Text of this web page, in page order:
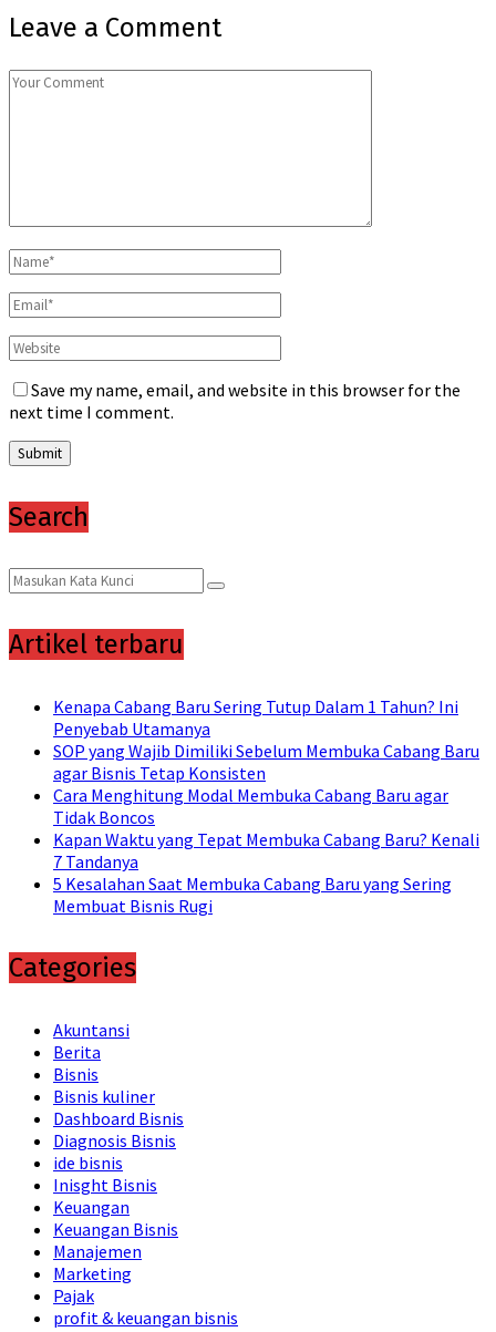
Leave a Comment
Save my name, email, and website in this browser for the
next time I comment.
Search
Search
for:
Search
Artikel terbaru
Kenapa Cabang Baru Sering Tutup Dalam 1 Tahun? Ini
Penyebab Utamanya
SOP yang Wajib Dimiliki Sebelum Membuka Cabang Baru
agar Bisnis Tetap Konsisten
Cara Menghitung Modal Membuka Cabang Baru agar
Tidak Boncos
Kapan Waktu yang Tepat Membuka Cabang Baru? Kenali
7 Tandanya
5 Kesalahan Saat Membuka Cabang Baru yang Sering
Membuat Bisnis Rugi
Categories
Akuntansi
Berita
Bisnis
Bisnis kuliner
Dashboard Bisnis
Diagnosis Bisnis
ide bisnis
Inisght Bisnis
Keuangan
Keuangan Bisnis
Manajemen
Marketing
Pajak
profit & keuangan bisnis